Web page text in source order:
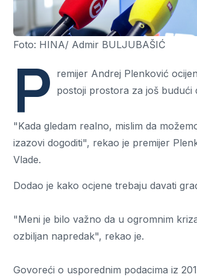
Foto: HINA/ Admir BULJUBAŠIĆ
P remijer Andrej Plenković
postoji prostora za još budući
"Kada gledam realno, mislim da
izazovi dogoditi", rekao je premijer
Vlade.
Dodao je kako ocjene trebaju davati
"Meni je bilo važno da u ogromnim
ozbiljan napredak", rekao je.
Govoreći o usporednim podacima iz